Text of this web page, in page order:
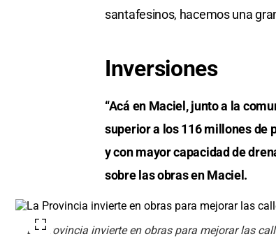
santafesinos, hacemos una
Inversiones
“Acá en Maciel, junto a la
superior a los 116 millones de
y con mayor capacidad de
sobre las obras en Maciel.
La Provincia invierte en obras para mejorar las